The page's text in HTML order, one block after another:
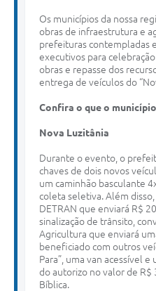
Os municípios da nossa
obras de infraestrutura e
prefeituras contempladas
executivos para
obras e repasse dos
entrega de veículos do
Confira o que o
Nova Luzitânia
Durante o evento, o
chaves de dois novos
um caminhão basculante
coleta seletiva. Além
DETRAN que enviará R$
sinalização de trânsito,
Agricultura que enviará
beneficiado com outros
Para”, uma van acessível
do autorizo no valor de R$
Bíblica.